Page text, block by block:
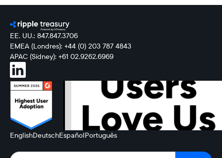
EE. UU.: 847.847.3706
EMEA (Londres): +44 (0) 203 787 4843
APAC (Sídney): +61 02.9262.6969
EnglishDeutschEspañolPortuguês